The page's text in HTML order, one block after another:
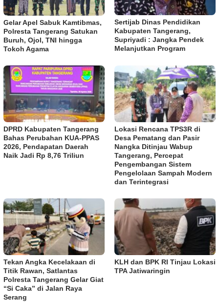
Gelar Apel Sabuk Kamtibmas,
Polresta Tangerang Satukan
Buruh, Ojol, TNI hingga
Tokoh Agama
Sertijab Dinas Pendidikan
Kabupaten Tangerang,
Supriyadi : Jangka Pendek
Melanjutkan Program
DPRD Kabupaten Tangerang
Bahas Perubahan KUA-PPAS
2026, Pendapatan Daerah
Naik Jadi Rp 8,76 Triliun
Lokasi Rencana TPS3R di
Desa Pematang dan Pasir
Nangka Ditinjau Wabup
Tangerang, Percepat
Pengembangan Sistem
Pengelolaan Sampah Modern
dan Terintegrasi
Tekan Angka Kecelakaan di
Titik Rawan, Satlantas
Polresta Tangerang Gelar Giat
“Si Caka” di Jalan Raya
Serang
KLH dan BPK RI Tinjau Lokasi
TPA Jatiwaringin